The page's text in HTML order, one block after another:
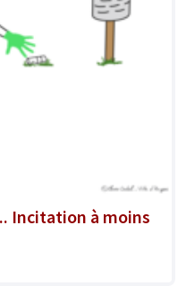
Incitation à moins